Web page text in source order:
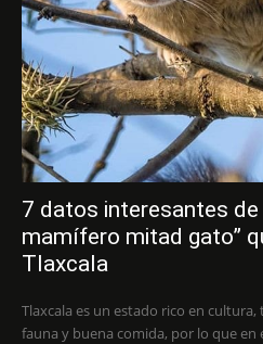
7 datos interesantes de
mamífero mitad gato”
Tlaxcala
Tlaxcala es un estado rico en
fauna y buena comida, por lo que en